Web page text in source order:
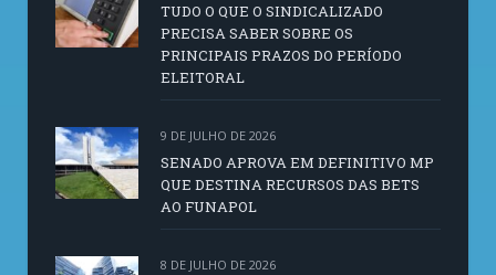
TUDO O QUE O SINDICALIZADO
PRECISA SABER SOBRE OS
PRINCIPAIS PRAZOS DO PERÍODO
ELEITORAL
9 DE JULHO DE 2026
SENADO APROVA EM DEFINITIVO MP
QUE DESTINA RECURSOS DAS BETS
AO FUNAPOL
8 DE JULHO DE 2026